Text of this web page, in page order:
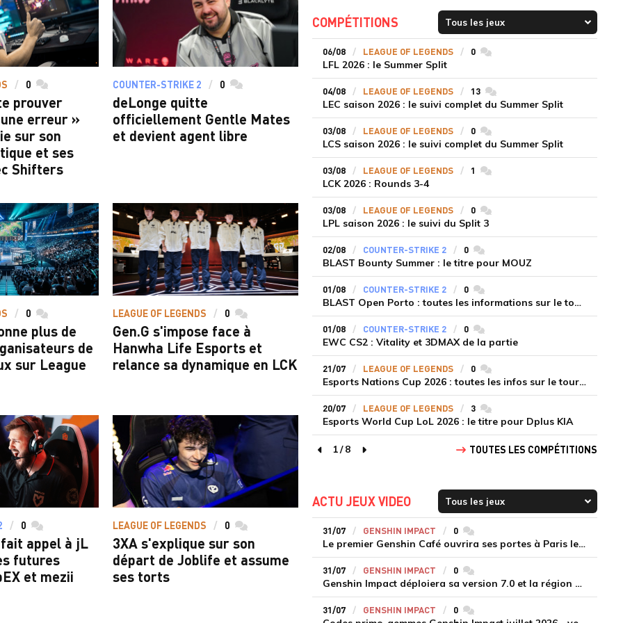
0 commentaires
prouver
erreur »
sur son
et ses
Shifters
COUNTER-STRIKE 2 0 commentaires
deLonge quitte
officiellement Gentle Mates
et devient agent libre
0 commentaires
plus de
de
sur League
LEAGUE OF LEGENDS 0 commentaires
Gen.G s'impose face à
Hanwha Life Esports et
relance sa dynamique en LCK
0 commentaires
appel à jL
futures
et mezii
LEAGUE OF LEGENDS 0 commentaires
3XA s'explique sur son
départ de Joblife et assume
ses torts
COMPÉTITIONS
06/08 LEAGUE OF LEGENDS 0commentaires
LFL 2026 : le Summer Split
04/08 LEAGUE OF LEGENDS 13commentaires
LEC saison 2026 : le suivi complet du Summer Split
03/08 LEAGUE OF LEGENDS 0commentaires
LCS saison 2026 : le suivi complet du Summer Split
03/08 LEAGUE OF LEGENDS 1 commentaires
LCK 2026 : Rounds 3-4
03/08 LEAGUE OF LEGENDS 0commentaires
LPL saison 2026 : le suivi du Split 3
02/08 COUNTER-STRIKE 2 0commentaires
BLAST Bounty Summer : le titre pour MOUZ
01/08 COUNTER-STRIKE 2 0commentaires
BLAST Open Porto : toutes les informations sur le tournoi
01/08 COUNTER-STRIKE 2 0commentaires
EWC CS2 : Vitality et 3DMAX de la partie
21/07 LEAGUE OF LEGENDS 0commentaires
Esports Nations Cup 2026 : toutes les infos sur le tournoi
20/07 LEAGUE OF LEGENDS 3commentaires
Esports World Cup LoL 2026 : le titre pour Dplus KIA
page précédente
1/8
page suivante
TOUTES LES COMPÉTITIONS
ACTU JEUX VIDEO
31/07 GENSHIN IMPACT 0commentaires
Le premier Genshin Café ouvrira ses portes à Paris le 14 août
31/07 GENSHIN IMPACT 0commentaires
Genshin Impact déploiera sa version 7.0 et la région de Snezhnaya le 12 août
31/07 GENSHIN IMPACT 0commentaires